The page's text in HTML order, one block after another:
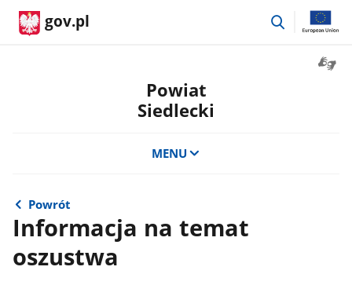
gov.pl
przejdź
Powiat
Siedlecki
MENU
Powrót
Informacja na temat
oszustwa